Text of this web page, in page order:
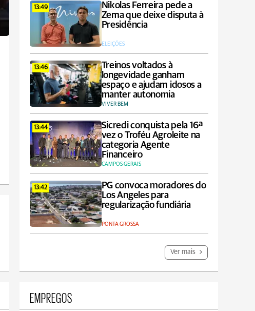
13:49
Nikolas Ferreira pede a
Zema que deixe disputa à
Presidência
ELEIÇÕES
13:46
Treinos voltados à
longevidade ganham
espaço e ajudam idosos a
manter autonomia
VIVER BEM
13:44
Sicredi conquista pela 16ª
vez o Troféu Agroleite na
categoria Agente
Financeiro
CAMPOS GERAIS
13:42
PG convoca moradores do
Los Angeles para
regularização fundiária
PONTA GROSSA
Ver mais
EMPREGOS